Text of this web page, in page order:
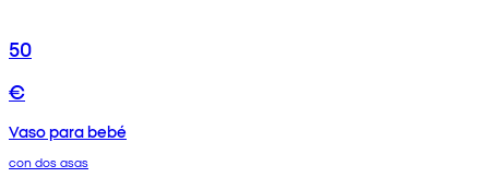
50
€
Vaso para bebé
con dos asas